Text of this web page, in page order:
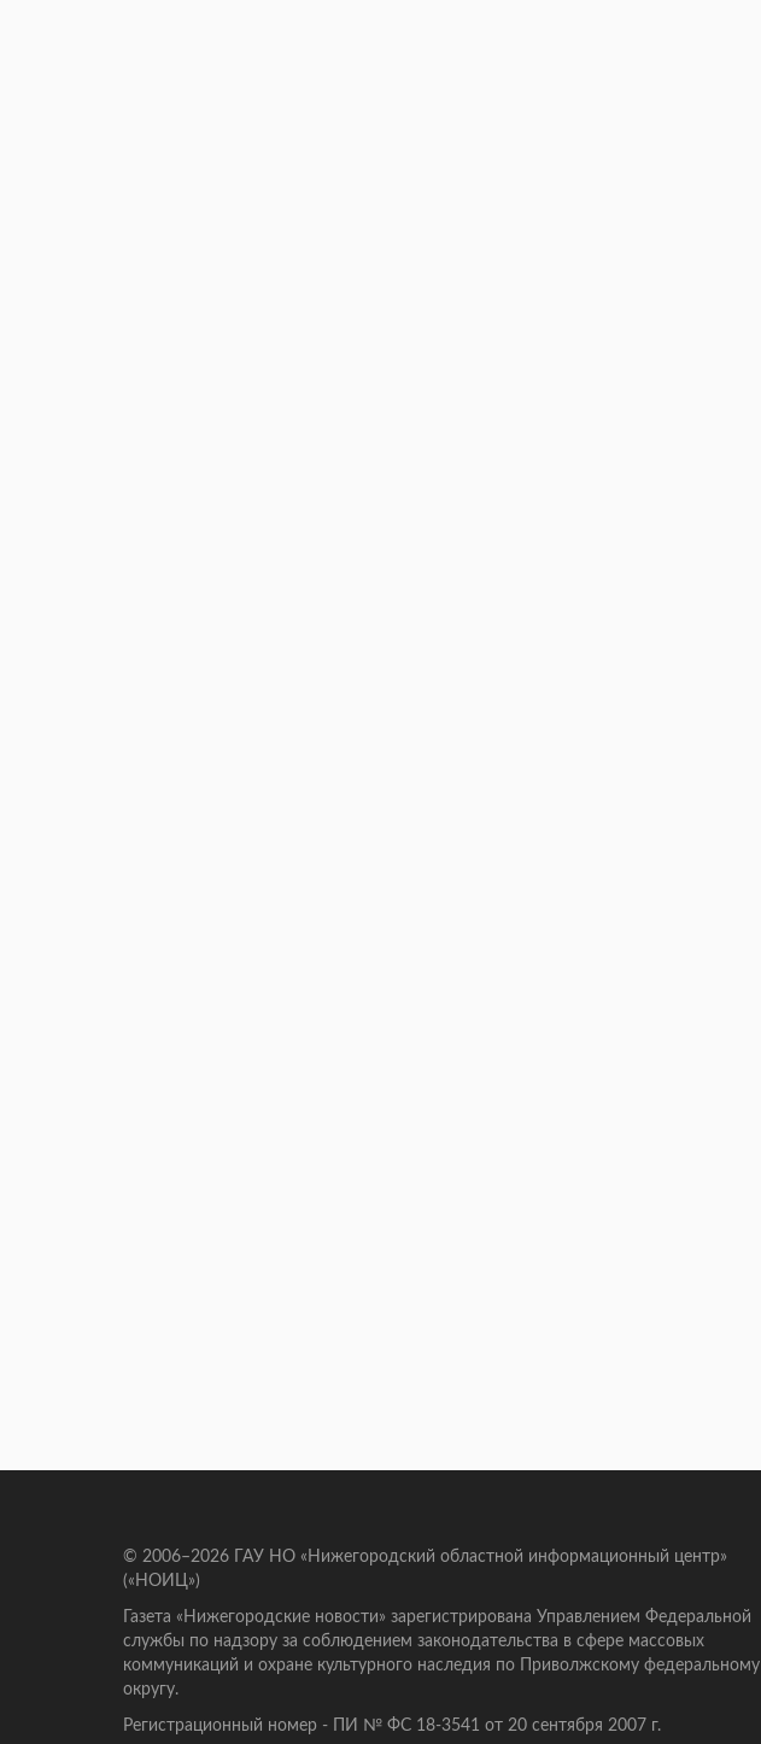
© 2006–2026 ГАУ НО «Нижегородский областной информационный центр»
(«НОИЦ»)
Газета «Нижегородские новости» зарегистрирована Управлением Федеральной
службы по надзору за соблюдением законодательства в сфере массовых
коммуникаций и охране культурного наследия по Приволжскому федеральному
округу.
Регистрационный номер - ПИ № ФС 18-3541 от 20 сентября 2007 г.